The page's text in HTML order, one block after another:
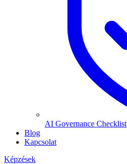
AI Governance Checklist
Blog
Kapcsolat
Képzések